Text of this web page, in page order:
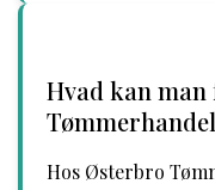
Hvad kan
Hos Østerbro